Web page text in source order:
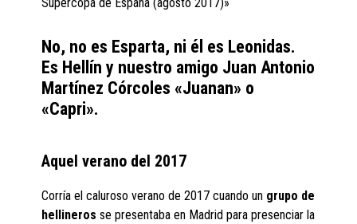
Supercopa de España (agosto 2017)»
No, no es Esparta, ni él es Leonidas.
Es Hellín y nuestro amigo Juan Antonio
Martínez Córcoles «Juanan» o
«Capri».
Aquel verano del 2017
Corría el caluroso verano de 2017 cuando un grupo de
hellineros se presentaba en Madrid para presenciar la